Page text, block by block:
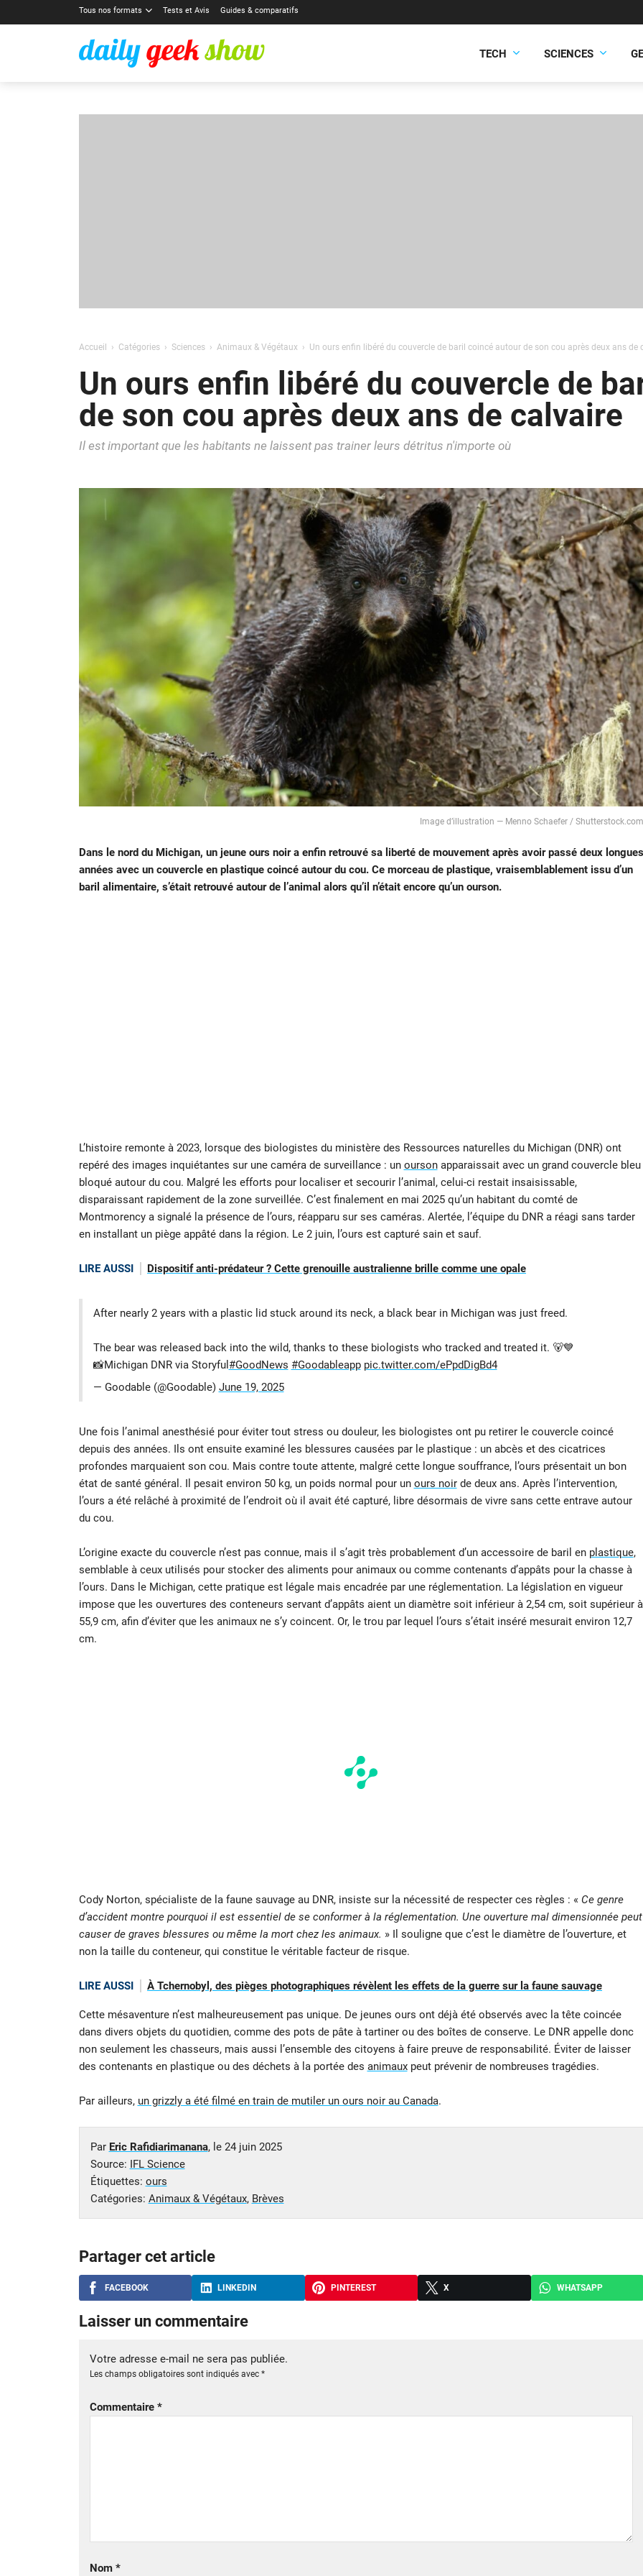
Tous nos formats Tests et Avis Guides & comparatifs
TECH SCIENCES
Accueil Catégories Sciences Animaux & Végétaux Un ours enfin libéré du couvercle de baril coincé autour de son cou après deux ans de
Un ours enfin libéré du couvercle de
de son cou après deux ans de calvaire
Il est important que les habitants ne laissent pas trainer leurs détritus n'importe où
Image d’illustration — Menno Schaefer / Shutterstock.com
Dans le nord du Michigan, un jeune ours noir a enfin retrouvé sa liberté de mouvement après avoir passé deux longues
années avec un couvercle en plastique coincé autour du cou. Ce morceau de plastique, vraisemblablement issu d’un
baril alimentaire, s’était retrouvé autour de l’animal alors qu’il n’était encore qu’un ourson.
L’histoire remonte à 2023, lorsque des biologistes du ministère des Ressources naturelles du Michigan (DNR) ont
repéré des images inquiétantes sur une caméra de surveillance : un oursonapparaissait avec un grand couvercle bleu
bloqué autour du cou. Malgré les efforts pour localiser et secourir l’animal, celui-ci restait insaisissable,
disparaissant rapidement de la zone surveillée. C’est finalement en mai 2025 qu’un habitant du comté de
Montmorency a signalé la présence de l’ours, réapparu sur ses caméras. Alertée, l’équipe du DNR a réagi sans tarder
en installant un piège appâté dans la région. Le 2 juin, l’ours est capturé sain et sauf.
LIRE AUSSI Dispositif anti-prédateur ? Cette grenouille australienne brille comme une opale
After nearly 2 years with a plastic lid stuck around its neck, a black bear in Michigan was just freed.
The bear was released back into the wild, thanks to these biologists who tracked and treated it. 🐻💙
📸Michigan DNR via Storyful #GoodNews #Goodableapp pic.twitter.com/ePpdDigBd4
— Goodable (@Goodable) June 19, 2025
Une fois l’animal anesthésié pour éviter tout stress ou douleur, les biologistes ont pu retirer le couvercle coincé
depuis des années. Ils ont ensuite examiné les blessures causées par le plastique : un abcès et des cicatrices
profondes marquaient son cou. Mais contre toute attente, malgré cette longue souffrance, l’ours présentait un bon
état de santé général. Il pesait environ 50 kg, un poids normal pour un ours noirde deux ans. Après l’intervention,
l’ours a été relâché à proximité de l’endroit où il avait été capturé, libre désormais de vivre sans cette entrave autour
du cou.
L’origine exacte du couvercle n’est pas connue, mais il s’agit très probablement d’un accessoire de baril en plastique,
semblable à ceux utilisés pour stocker des aliments pour animaux ou comme contenants d’appâts pour la chasse à
l’ours. Dans le Michigan, cette pratique est légale mais encadrée par une réglementation. La législation en vigueur
impose que les ouvertures des conteneurs servant d’appâts aient un diamètre soit inférieur à 2,54 cm, soit supérieur à
55,9 cm, afin d’éviter que les animaux ne s’y coincent. Or, le trou par lequel l’ours s’était inséré mesurait environ 12,7
cm.
Cody Norton, spécialiste de la faune sauvage au DNR, insiste sur la nécessité de respecter ces règles : « Ce genre
d’accident montre pourquoi il est essentiel de se conformer à la réglementation. Une ouverture mal dimensionnée peut
causer de graves blessures ou même la mort chez les animaux. » Il souligne que c’est le diamètre de l’ouverture, et
non la taille du conteneur, qui constitue le véritable facteur de risque.
LIRE AUSSI À Tchernobyl, des pièges photographiques révèlent les effets de la guerre sur la faune sauvage
Cette mésaventure n’est malheureusement pas unique. De jeunes ours ont déjà été observés avec la tête coincée
dans divers objets du quotidien, comme des pots de pâte à tartiner ou des boîtes de conserve. Le DNR appelle donc
non seulement les chasseurs, mais aussi l’ensemble des citoyens à faire preuve de responsabilité. Éviter de laisser
des contenants en plastique ou des déchets à la portée des animauxpeut prévenir de nombreuses tragédies.
Par ailleurs, un grizzly a été filmé en train de mutiler un ours noir au Canada.
Par Eric Rafidiarimanana, le 24 juin 2025
Source:
IFL Science
Étiquettes: ours
Catégories: Animaux & Végétaux, Brèves
Partager cet article
FACEBOOK LINKEDIN PINTEREST X WHATSAPP
Laisser un commentaire
Votre adresse e-mail ne sera pas publiée.
Les champs obligatoires sont indiqués avec *
Commentaire *
Nom *